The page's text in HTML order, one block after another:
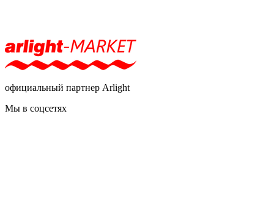
официальный партнер Arlight
Мы в соцсетях